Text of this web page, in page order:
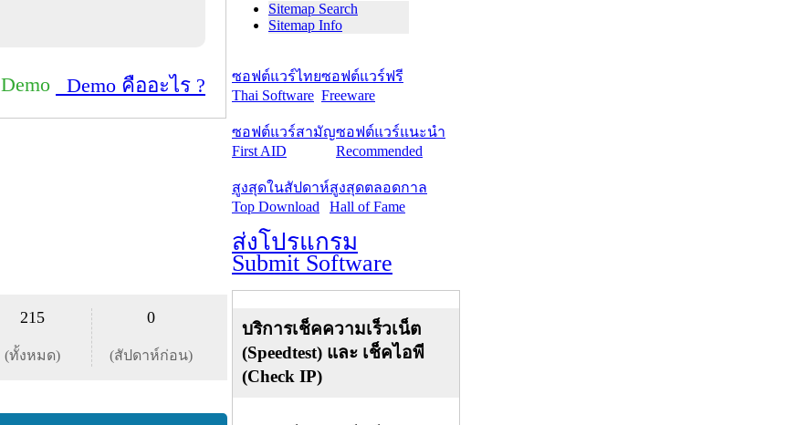
Demo Demo คืออะไร ?
215
(ทั้งหมด)
0
(สัปดาห์ก่อน)
Sitemap Search
Sitemap Info
ซอฟต์แวร์ไทย
Thai Software
ซอฟต์แวร์ฟรี
Freeware
ซอฟต์แวร์สามัญ
First AID
ซอฟต์แวร์แนะนำ
Recommended
สูงสุดในสัปดาห์
Top Download
สูงสุดตลอดกาล
Hall of Fame
ส่งโปรแกรม
Submit Software
บริการเช็คความเร็วเน็ต
(Speedtest) และ เช็คไอพี
(Check IP)